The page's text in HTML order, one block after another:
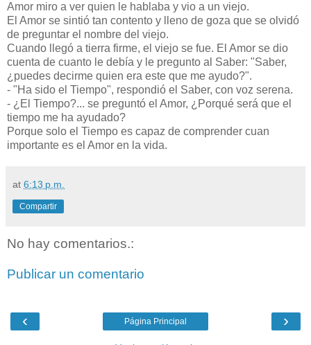
Amor miro a ver quien le hablaba y vio a un viejo.
El Amor se sintió tan contento y lleno de goza que se olvidó
de preguntar el nombre del viejo.
Cuando llegó a tierra firme, el viejo se fue. El Amor se dio
cuenta de cuanto le debía y le pregunto al Saber: "Saber,
¿puedes decirme quien era este que me ayudo?".
- "Ha sido el Tiempo", respondió el Saber, con voz serena.
- ¿El Tiempo?... se preguntó el Amor, ¿Porqué será que el
tiempo me ha ayudado?
Porque solo el Tiempo es capaz de comprender cuan
importante es el Amor en la vida.
at 6:13 p.m.
Compartir
No hay comentarios.:
Publicar un comentario
‹ ›
Página Principal